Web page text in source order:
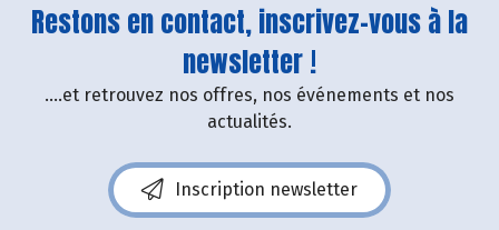
Restons en contact, inscrivez-vous à la
newsletter !
....et retrouvez nos offres, nos événements et nos
actualités.
Inscription newsletter